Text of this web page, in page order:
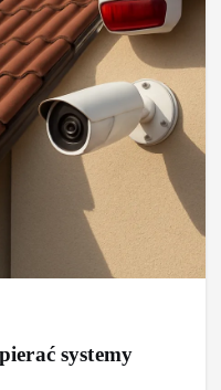
systemy